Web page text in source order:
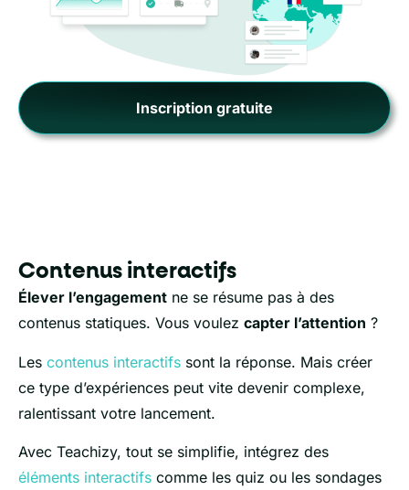
Inscription gratuite
Contenus interactifs
Élever l’engagement ne se résume pas à des
contenus statiques. Vous voulez capter l’attention ?
Les contenus interactifs sont la réponse. Mais créer
ce type d’expériences peut vite devenir complexe,
ralentissant votre lancement.
Avec Teachizy, tout se simplifie, intégrez des
éléments interactifs comme les quiz ou les sondages